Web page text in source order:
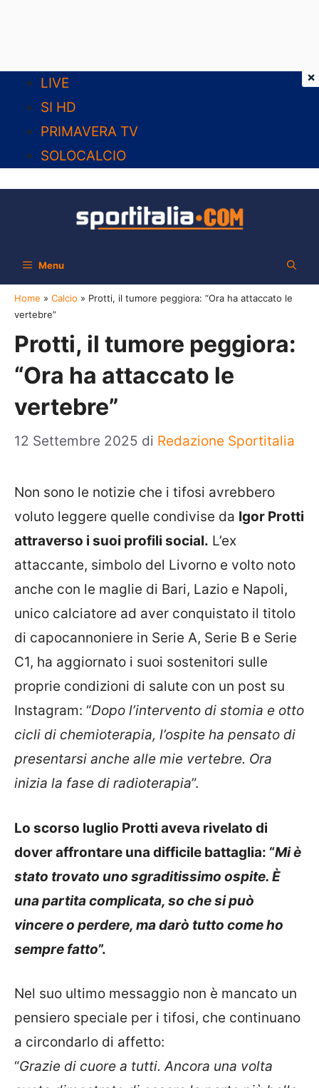
contenuto
LIVE
SI HD
PRIMAVERA TV
SOLOCALCIO
Menu
Home » Calcio » Protti, il tumore peggiora: “Ora ha attaccato le
vertebre”
Protti, il tumore peggiora:
“Ora ha attaccato le
vertebre”
12 Settembre 2025 di Redazione Sportitalia
Non sono le notizie che i tifosi avrebbero
voluto leggere quelle condivise da Igor Protti
attraverso i suoi profili social. L’ex
attaccante, simbolo del Livorno e volto noto
anche con le maglie di Bari, Lazio e Napoli,
unico calciatore ad aver conquistato il titolo
di capocannoniere in Serie A, Serie B e Serie
C1, ha aggiornato i suoi sostenitori sulle
proprie condizioni di salute con un post su
Instagram: “Dopo l’intervento di stomia e otto
cicli di chemioterapia, l’ospite ha pensato di
presentarsi anche alle mie vertebre. Ora
inizia la fase di radioterapia”.
Lo scorso luglio Protti aveva rivelato di
dover affrontare una difficile battaglia: “Mi è
stato trovato uno sgraditissimo ospite. È
una partita complicata, so che si può
vincere o perdere, ma darò tutto come ho
sempre fatto”.
Nel suo ultimo messaggio non è mancato un
pensiero speciale per i tifosi, che continuano
a circondarlo di affetto:
“Grazie di cuore a tutti. Ancora una volta
×